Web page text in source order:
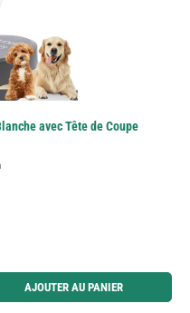
avec Tête de Coupe
utilisez les boutons pour augmenter ou
AJOUTER AU PANIER